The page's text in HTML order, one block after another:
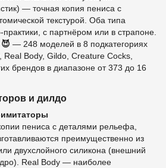
— точная копия пениса с
текстурой. Оба типа
с партнёром или в страпоне.
— 248 моделей в 8 подкатегориях
Real Body, Gildo, Creature Cocks,
брендов в диапазоне от 373 до 16
и дилдо
пениса с деталями рельефа,
преимущественно из
двухслойного силикона (внешний
Real Body — наиболее